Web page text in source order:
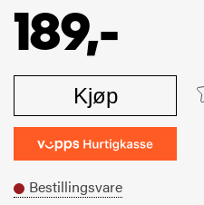
189,-
Kjøp
Bestillingsvare